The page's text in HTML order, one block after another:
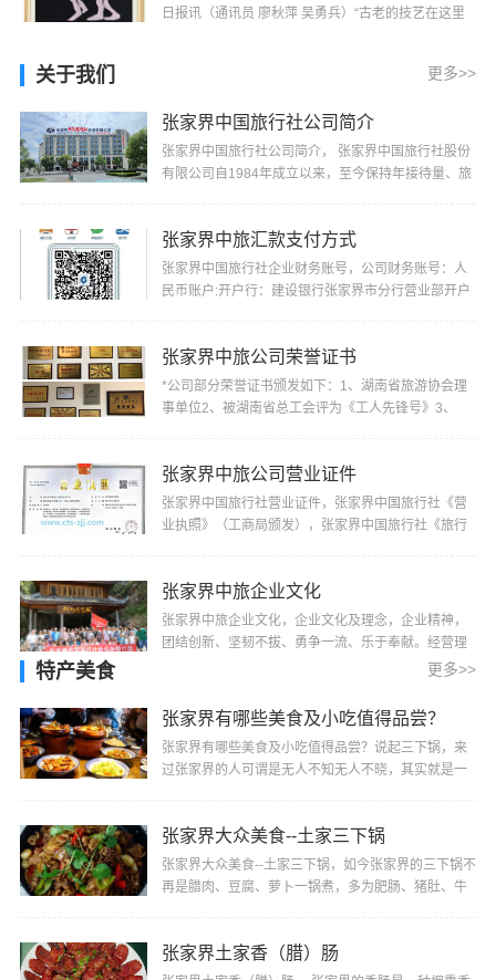
日报讯（通讯员 廖秋萍 吴勇兵）“古老的技艺在这里
关于我们 更多>>
张家界中国旅行社公司简介
张家界中国旅行社公司简介， 张家界中国旅行社股份
有限公司自1984年成立以来，至今保持年接待量、旅
张家界中旅汇款支付方式
张家界中国旅行社企业财务账号，公司财务账号：人
民币账户:开户行：建设银行张家界市分行营业部开户
张家界中旅公司荣誉证书
*公司部分荣誉证书颁发如下：1、湖南省旅游协会理
事单位2、被湖南省总工会评为《工人先锋号》3、
张家界中旅公司营业证件
张家界中国旅行社营业证件，张家界中国旅行社《营
业执照》（工商局颁发），张家界中国旅行社《旅行
张家界中旅企业文化
张家界中旅企业文化，企业文化及理念，企业精神，
团结创新、坚韧不拔、勇争一流、乐于奉献。经营理
念 以人为本、管理创新。服务宗旨 服务好每一位游客
特产美食 更多>>
张家界有哪些美食及小吃值得品尝？
张家界有哪些美食及小吃值得品尝？说起三下锅，来
过张家界的人可谓是无人不知无人不晓，其实就是一
张家界大众美食--土家三下锅
张家界大众美食--土家三下锅，如今张家界的三下锅不
再是腊肉、豆腐、萝卜一锅煮，多为肥肠、猪肚、牛
张家界土家香（腊）肠